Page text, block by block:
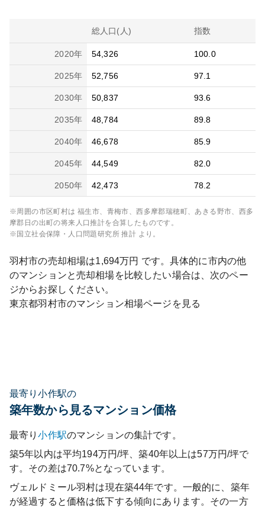
総人口(人) 指数
2020年 54,326 100.0
2025年 52,756 97.1
2030年 50,837 93.6
2035年 48,784 89.8
2040年 46,678 85.9
2045年 44,549 82.0
2050年 42,473 78.2
※周囲の市区町村は 福生市、青梅市、西多摩郡瑞穂町、あきる野市、西多
摩郡日の出町の将来人口推計を合算したものです。
※国立社会保障・人口問題研究所 推計 より。
羽村市の売却相場は1,694万円 です。具体的に市内の他
のマンションと売却相場を比較したい場合は、次のペー
ジからお探しください。
東京都羽村市のマンション相場ページを見る
最寄り小作駅の
築年数から見るマンション価格
最寄り小作駅のマンションの集計です。
築5年以内は平均194万円/坪、築40年以上は57万円/坪で
す。その差は70.7%となっています。
ヴェルドミール羽村は現在築44年です。一般的に、築年
が経過すると価格は低下する傾向にあります。その一方